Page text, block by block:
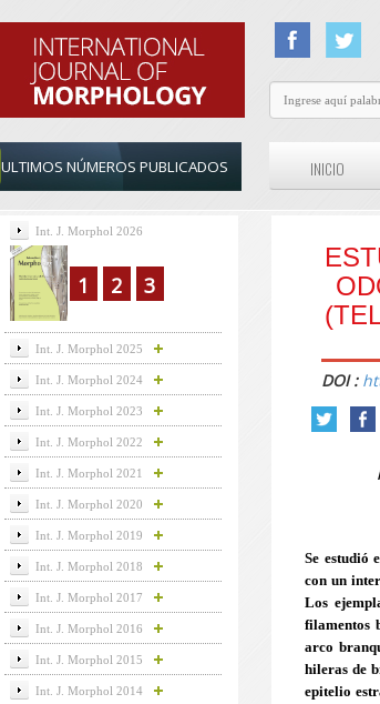
ULTIMOS NÚMEROS PUBLICADOS INICIO
DOI :
Se estudió
con un
Los
filamentos
arco
hileras de
epitelio
Int. J. Morphol 2026
1 2 3
Int. J. Morphol 2025
Int. J. Morphol 2024
Int. J. Morphol 2023
Int. J. Morphol 2022
Int. J. Morphol 2021
Int. J. Morphol 2020
Int. J. Morphol 2019
Int. J. Morphol 2018
Int. J. Morphol 2017
Int. J. Morphol 2016
Int. J. Morphol 2015
Int. J. Morphol 2014